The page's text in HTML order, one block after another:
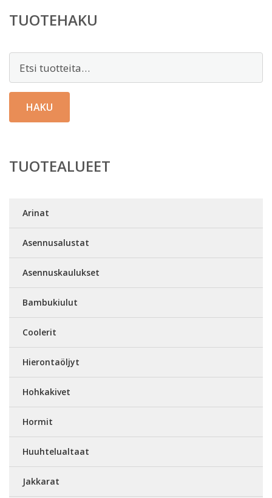
TUOTEHAKU
HAKU
TUOTEALUEET
Arinat
Asennusalustat
Asennuskaulukset
Bambukiulut
Coolerit
Hierontaöljyt
Hohkakivet
Hormit
Huuhtelualtaat
Jakkarat